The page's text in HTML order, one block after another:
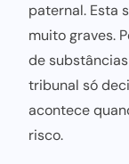
paternal. Esta
muito graves.
de
tribunal só
acontece
risco.